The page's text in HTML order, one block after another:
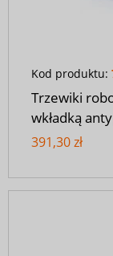
Kod produktu:
Trzewiki
wkładką
391,30 zł